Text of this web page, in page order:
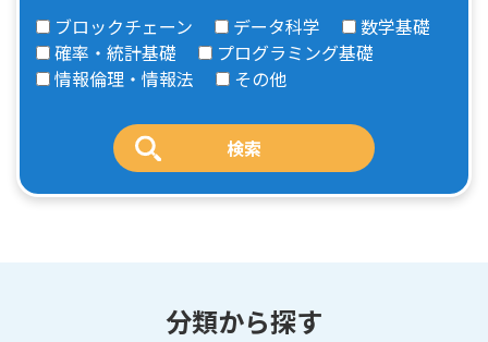
ブロックチェーン データ科学
数学基礎
確率・統計基礎
プログラミング基礎
情報倫理・情報法
その他
分類から探す